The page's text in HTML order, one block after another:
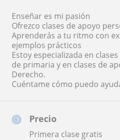
Precio
Primera clase gratis
Enseñar es mi pasión
Ofrezco clases de apoyo
Aprenderás a tu ritmo con
ejemplos prácticos
Estoy especializada en
de primaria y en clases de
Derecho.
Cuéntame cómo puedo